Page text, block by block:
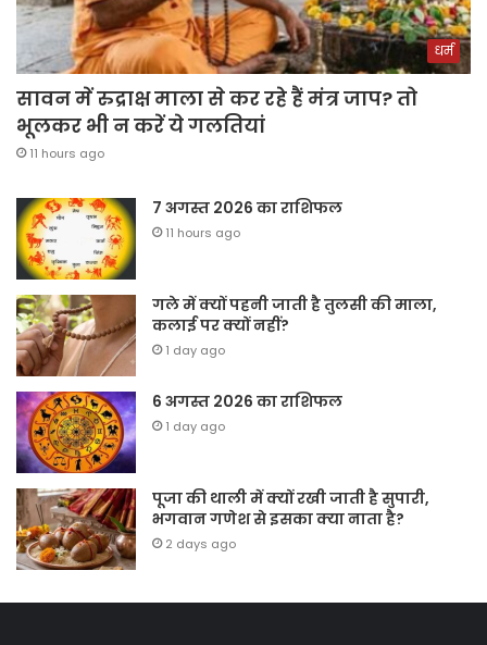
धर्म
सावन में रुद्राक्ष माला से कर रहे हैं मंत्र जाप? तो
भूलकर भी न करें ये गलतियां
11 hours ago
7 अगस्त 2026 का राशिफल
11 hours ago
गले में क्यों पहनी जाती है तुलसी की माला,
कलाई पर क्यों नहीं?
1 day ago
6 अगस्त 2026 का राशिफल
1 day ago
पूजा की थाली में क्यों रखी जाती है सुपारी,
भगवान गणेश से इसका क्या नाता है?
2 days ago